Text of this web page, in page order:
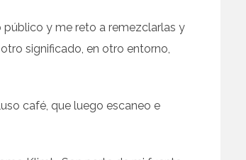
y me reto a remezclarlas y
significado, en otro entorno,
café, que luego escaneo e